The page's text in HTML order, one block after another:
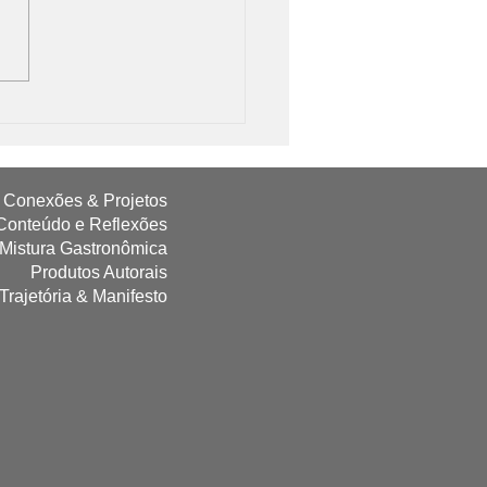
Conexões & Projetos
e Reflexões
Gastronômica
Produtos Autorais
Trajetória & Manifesto